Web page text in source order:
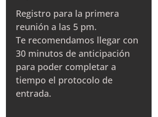
Registro para la primera
reunión a las 5 pm.
Te recomendamos llegar con
30 minutos de anticipación
para poder completar a
tiempo el protocolo de
entrada.